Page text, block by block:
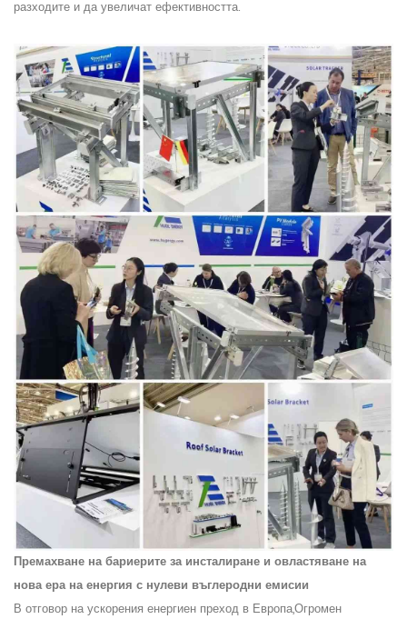
разходите и да увеличат ефективността.
Премахване на бариерите за инсталиране и овластяване на
нова ера на енергия с нулеви въглеродни емисии
В отговор на ускорения енергиен преход в Европа,Огромен